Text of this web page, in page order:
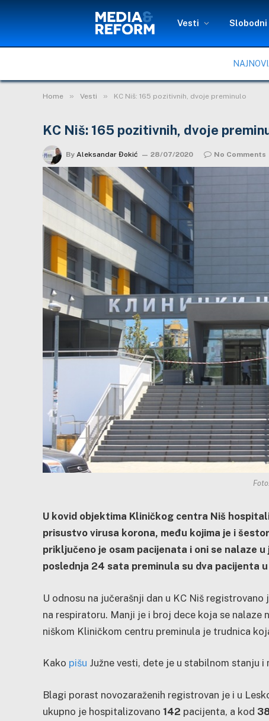
Vesti
Home » Vesti » KC Niš: 165 pozitivnih, dvoje preminulo
KC Niš: 165 pozitivnih, dvoje
By Aleksandar Đokić 28/07/2020 No Comments
U kovid objektima Kliničkog centra Niš
prisustvo virusa korona, među kojima je i
priključeno je osam pacijenata i oni se nalaze
poslednja 24 sata preminula su dva pacijenta
U odnosu na jučerašnji dan u KC Niš registrovano
na respiratoru. Manji je i broj dece koja se nalaze
niškom Kliničkom centru preminula je trudnica
Kako pišu Južne vesti, dete je u stabilnom stanju
Blagi porast novozaraženih registrovan je i u
ukupno je hospitalizovano 142 pacijenta, a kod